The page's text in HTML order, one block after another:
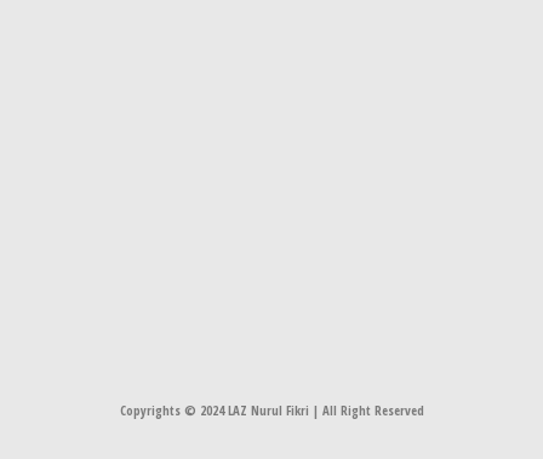
Copyrights © 2024LAZ Nurul Fikri | All Right Reserved